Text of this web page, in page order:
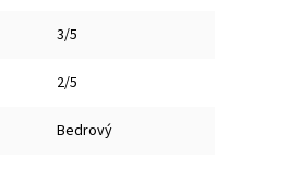
3/5
2/5
Bedrový